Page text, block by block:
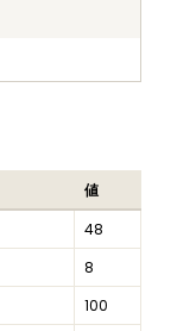
値
48
8
100